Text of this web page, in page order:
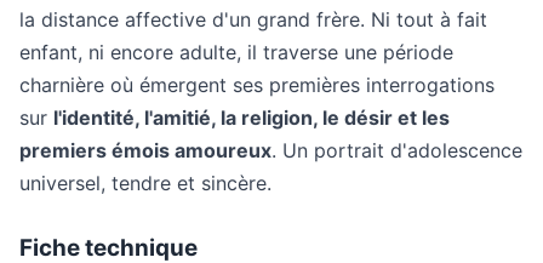
la distance affective d'un grand frère. Ni tout à fait
enfant, ni encore adulte, il traverse une période
charnière où émergent ses premières interrogations
sur l'identité, l'amitié, la religion, le désir et les
premiers émois amoureux. Un portrait d'adolescence
universel, tendre et sincère.
Fiche technique